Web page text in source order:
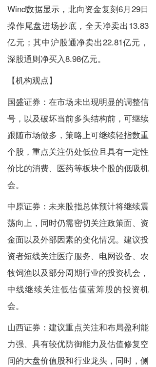
Wind数据显示，北向资金复刻6月29日
操作尾盘进场抄底，全天净卖出13.83
亿元；其中沪股通净卖出22.81亿元，
深股通则净买入8.98亿元。
【机构观点】
国盛证券：在市场未出现明显的调整信
号，以及破坏当前多头结构前，可继续
跟随市场做多，策略上可继续轻指数重
个股，重点关注仍处低位且具有一定性
价比的消费、医药等板块个股的低吸机
会。
中原证券：未来股指总体预计将继续震
荡向上，同时仍需密切关注政策面、资
金面以及外部因素的变化情况。建议投
资者短线关注医疗服务、电网设备、农
牧饲渔以及部分周期行业的投资机会，
中线继续关注低估值蓝筹股的投资机
会。
山西证券：建议重点关注和布局盈利能
力强、具有较优防御能力及估值修复空
间的大盘价值股和行业龙头，同时，侧